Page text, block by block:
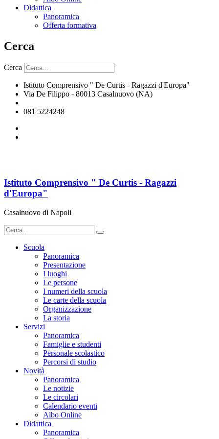
Didattica
Panoramica
Offerta formativa
Cerca
Cerca
Istituto Comprensivo " De Curtis - Ragazzi d'Europa"
Via De Filippo - 80013 Casalnuovo (NA)
081 5224248
Istituto Comprensivo " De Curtis - Ragazzi
d'Europa"
Casalnuovo di Napoli
Scuola
Panoramica
Presentazione
I luoghi
Le persone
I numeri della scuola
Le carte della scuola
Organizzazione
La storia
Servizi
Panoramica
Famiglie e studenti
Personale scolastico
Percorsi di studio
Novità
Panoramica
Le notizie
Le circolari
Calendario eventi
Albo Online
Didattica
Panoramica